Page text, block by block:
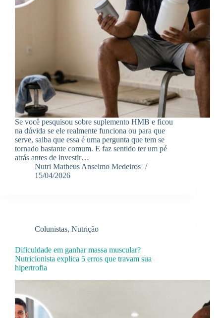
Se você pesquisou sobre suplemento HMB e ficou
na dúvida se ele realmente funciona ou para que
serve, saiba que essa é uma pergunta que tem se
tornado bastante comum. E faz sentido ter um pé
atrás antes de investir…
Nutri Matheus Anselmo Medeiros
15/04/2026
Colunistas, Nutrição
Dificuldade em ganhar massa muscular?
Nutricionista explica 5 erros que travam sua
hipertrofia